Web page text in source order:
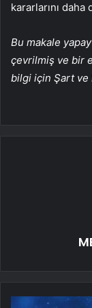
kararlarını
Bu makale
çevrilmiş ve bir
bilgi için Şart ve